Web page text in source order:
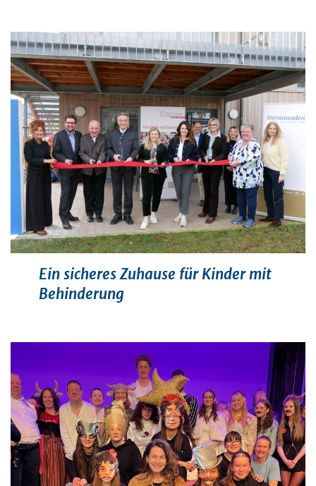
Ein sicheres Zuhause für Kinder mit
Behinderung